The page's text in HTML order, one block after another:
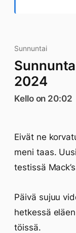
Sunnuntai
2024
Kello on 20:02
Eivät ne
meni taas.
testissä
Päivä sujuu
hetkessä
töissä.